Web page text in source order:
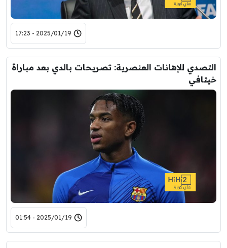
2025/01/19 - 17:23
التصدي للإهانات العنصرية: تصريحات بالدي بعد مباراة
خيتافي
2025/01/19 - 01:54